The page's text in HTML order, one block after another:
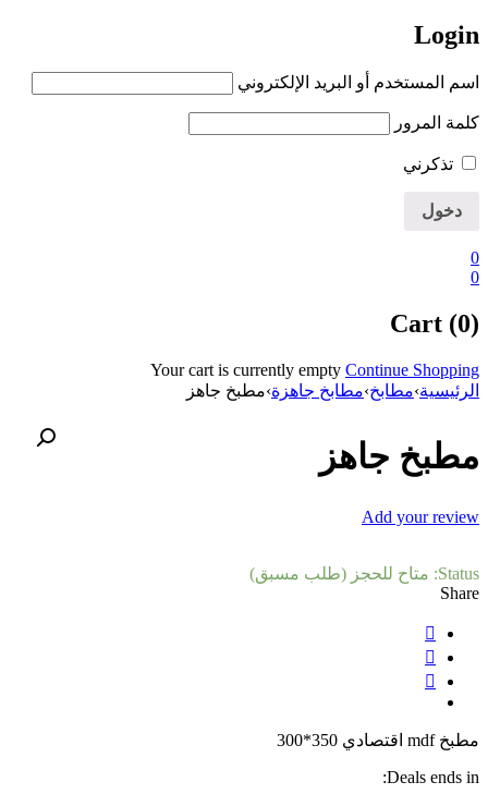
Login
اسم المستخدم أو البريد الإلكتروني
كلمة المرور
تذكرني
0
0
Cart (0)
Your cart is currently empty Continue Shopping
الرئيسية›مطابخ›مطابخ جاهزة›مطبخ جاهز
مطبخ جاهز
Add your review
Status: متاح للحجز (طلب مسبق)
Share
مطبخ mdf اقتصادي 350*300
Deals ends in: